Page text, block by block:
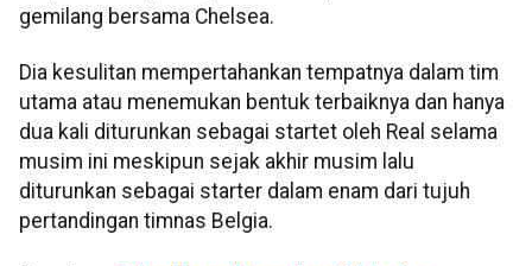
gemilang bersama Chelsea.
Dia kesulitan mempertahankan tempatnya dalam tim
utama atau menemukan bentuk terbaiknya dan hanya
dua kali diturunkan sebagai startet oleh Real selama
musim ini meskipun sejak akhir musim lalu
diturunkan sebagai starter dalam enam dari tujuh
pertandingan timnas Belgia.